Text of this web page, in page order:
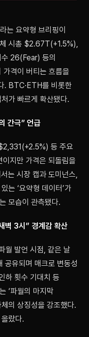
는 요약형 브리핑이
시총 $2.67T(+1.5%),
26(Fear) 등의
가격이 버티는 흐름을
. BTC·ETH를 비롯한
가 빠르게 확산됐다.
간극” 언급
등 주요
지만 가격은 되돌림을
는 시장 캡과 도미넌스,
는 ‘요약형 데이터’가
모습이 관측됐다.
벽 3시” 경계감 확산
월 발언 시점, 같은 날
공유되며 매크로 변동성
하 횟수 기대치 등
‘파월의 마지막
의 상징성을 강조했다.
랐다.